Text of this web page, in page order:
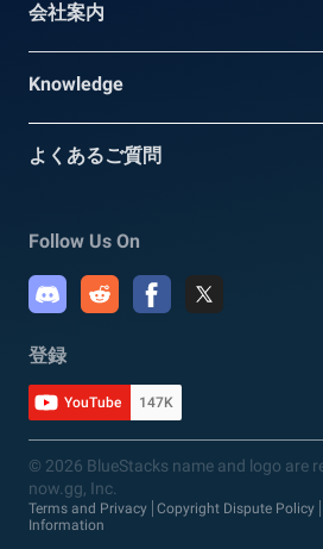
会社案内
Knowledge
よくあるご質問
Follow Us On
登録
YouTube 147K
© 2026 BlueStacks name and logo are
now.gg, Inc.
Terms and Privacy Copyright Dispute Policy
Information